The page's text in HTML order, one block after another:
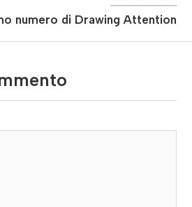
numero di Drawing Attention